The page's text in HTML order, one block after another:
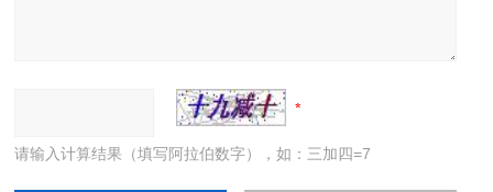
请输入计算结果（填写阿拉伯数字），如：三加四=7